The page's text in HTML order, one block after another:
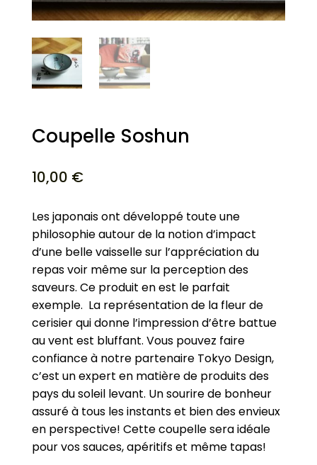
Coupelle Soshun
10,00 €
Les japonais ont développé toute une
philosophie autour de la notion d’impact
d’une belle vaisselle sur l’appréciation du
repas voir même sur la perception des
saveurs. Ce produit en est le parfait
exemple. La représentation de la fleur de
cerisier qui donne l’impression d’être battue
au vent est bluffant. Vous pouvez faire
confiance à notre partenaire Tokyo Design,
c’est un expert en matière de produits des
pays du soleil levant. Un sourire de bonheur
assuré à tous les instants et bien des envieux
en perspective! Cette coupelle sera idéale
pour vos sauces, apéritifs et même tapas!